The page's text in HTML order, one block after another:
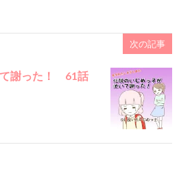
次の記事
て謝った！ 61話